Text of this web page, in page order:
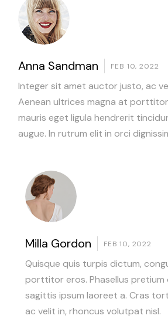
Anna Sandman FEB 10, 2022
Integer sit amet auctor justo, ac
Aenean ultrices magna at
mauris eget ligula hendrerit
augue. In rutrum elit in orci
Milla Gordon FEB 10, 2022
Quisque quis turpis dictum,
porttitor eros. Phasellus pretium
sagittis ipsum laoreet a. Cras
ac velit in, rhoncus volutpat nisl.